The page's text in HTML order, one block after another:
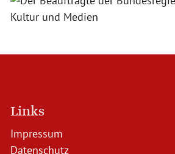
Links
Impressum
Datenschutz